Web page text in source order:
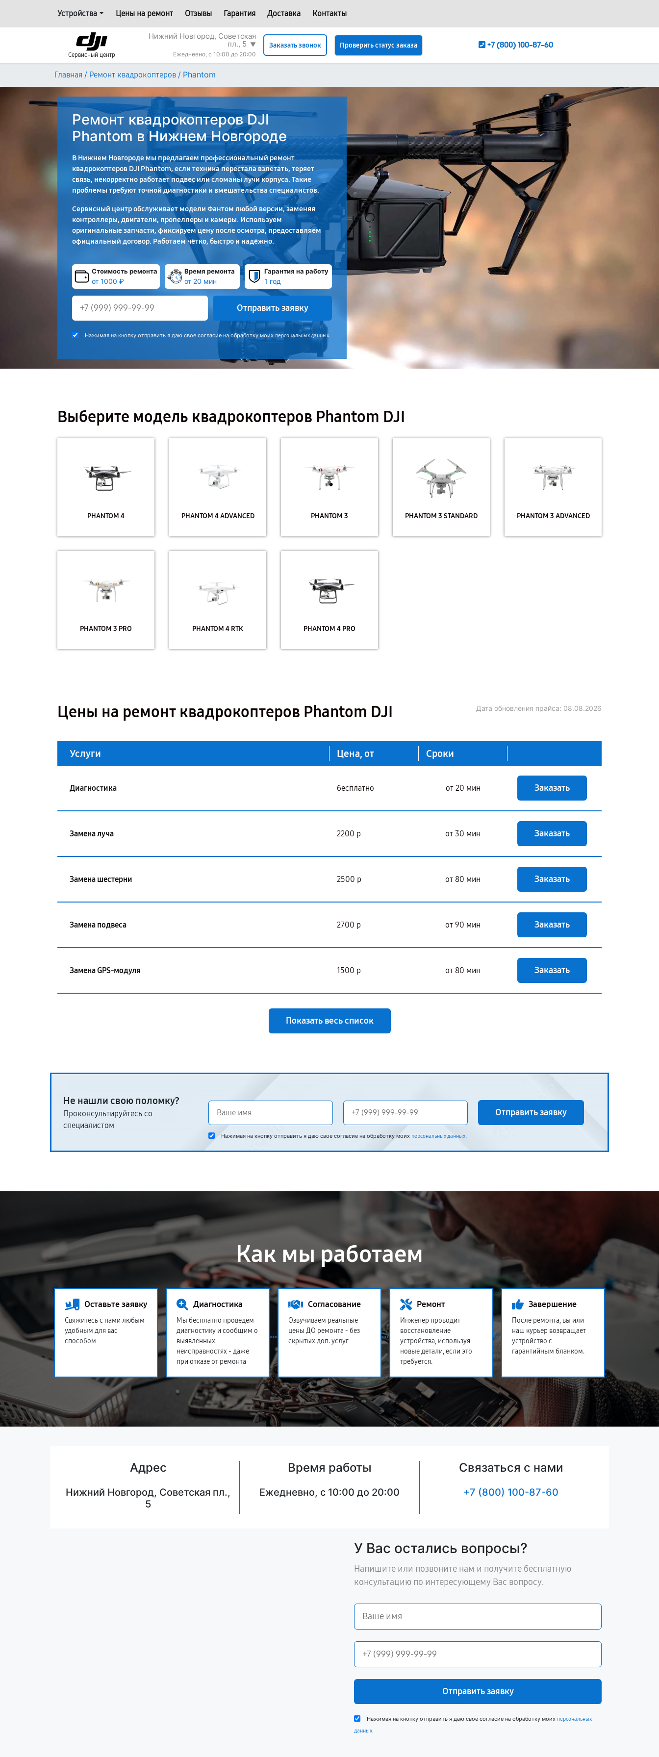
Устройства Цены на ремонт Отзывы Гарантия Доставка Контакты
Сервисный центр
Нижний Новгород, Советская
пл., 5 ▼
Ежедневно, с 10:00 до 20:00
Заказать звонок Проверить статус заказа +7 (800) 100-87-60
Главная / Ремонт квадрокоптеров / Phantom
Ремонт квадрокоптеров DJI
Phantom в Нижнем Новгороде
В Нижнем Новгороде мы предлагаем профессиональный ремонт
квадрокоптеров DJI Phantom, если техника перестала взлетать, теряет
связь, некорректно работает подвес или сломаны лучи корпуса. Такие
проблемы требуют точной диагностики и вмешательства специалистов.
Сервисный центр обслуживает модели Фантом любой версии, заменяя
контроллеры, двигатели, пропеллеры и камеры. Используем
оригинальные запчасти, фиксируем цену после осмотра, предоставляем
официальный договор. Работаем чётко, быстро и надёжно.
Стоимость ремонта
от 1000 ₽
Время ремонта
от 20 мин
Гарантия на работу
1 год
Отправить заявку
Нажимая на кнопку отправить я даю свое согласие на обработку моих персональных данных.
Выберите модель квадрокоптеров Phantom DJI
PHANTOM 4 PHANTOM 4 ADVANCED PHANTOM 3 PHANTOM 3 STANDARD PHANTOM 3 ADVANCED
PHANTOM 3 PRO PHANTOM 4 RTK PHANTOM 4 PRO
Цены на ремонт квадрокоптеров Phantom DJI Дата обновления прайса: 08.08.2026
Услуги Цена, от Сроки
Диагностика бесплатно от 20 мин Заказать
Замена луча 2200 р от 30 мин Заказать
Замена шестерни 2500 р от 80 мин Заказать
Замена подвеса 2700 р от 90 мин Заказать
Замена GPS-модуля 1500 р от 80 мин Заказать
Показать весь список
Не нашли свою поломку?
Проконсультируйтесь со
специалистом
Отправить заявку
Нажимая на кнопку отправить я даю свое согласие на обработку моих персональных данных.
Как мы работаем
Оставьте заявку
Свяжитесь с нами любым
удобным для вас
способом
Диагностика
Мы бесплатно проведем
диагностику и сообщим о
выявленных
неисправностях - даже
при отказе от ремонта
Согласование
Озвучиваем реальные
цены ДО ремонта - без
скрытых доп. услуг
Ремонт
Инженер проводит
восстановление
устройства, используя
новые детали, если это
требуется.
Завершение
После ремонта, вы или
наш курьер возвращает
устройство с
гарантийным бланком.
Адрес
Нижний Новгород, Советская пл.,
5
Время работы
Ежедневно, с 10:00 до 20:00
Связаться с нами
+7 (800) 100-87-60
У Вас остались вопросы?
Напишите или позвоните нам и получите бесплатную
консультацию по интересующему Вас вопросу.
Отправить заявку
Нажимая на кнопку отправить я даю свое согласие на обработку моих персональных
данных.